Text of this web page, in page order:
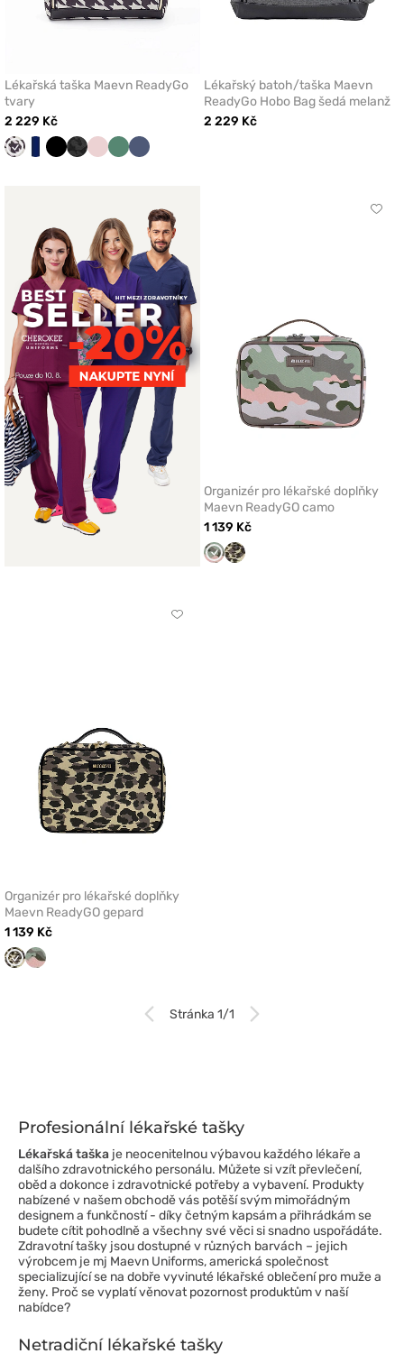
Lékařská taška Maevn ReadyGo
tvary
2 229 Kč
PostavyBílá/Námořnická
ČernáČernýPastelově
SvětláBřidlicově
Lékařský batoh/taška Maevn
ReadyGo Hobo Bag šedá melanž
2 229 Kč
Organizér pro lékařské doplňky
Maevn ReadyGO camo
1 139 Kč
Camogepard
Kliknutím
Organizér pro lékařské doplňky
Maevn ReadyGO gepard
1 139 Kč
gepardCamo
Stránka 1/1
Profesionální lékařské tašky
Lékařská taška je neocenitelnou výbavou každého lékaře a
dalšího zdravotnického personálu. Můžete si vzít převlečení,
oběd a dokonce i zdravotnické potřeby a vybavení. Produkty
nabízené v našem obchodě vás potěší svým mimořádným
designem a funkčností - díky četným kapsám a přihrádkám se
budete cítit pohodlně a všechny své věci si snadno uspořádáte.
Zdravotní tašky jsou dostupné v různých barvách – jejich
výrobcem je mj Maevn Uniforms, americká společnost
specializující se na dobře vyvinuté lékařské oblečení pro muže a
ženy. Proč se vyplatí věnovat pozornost produktům v naší
nabídce?
Netradiční lékařské tašky